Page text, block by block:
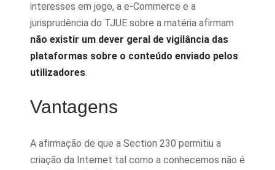
interesses em jogo, a e-Commerce e a
jurisprudência do TJUE sobre a matéria afirmam
não existir um dever geral de vigilância das
plataformas sobre o conteúdo enviado pelos
utilizadores.
Vantagens
A afirmação de que a Section 230 permitiu a
criação da Internet tal como a conhecemos não é